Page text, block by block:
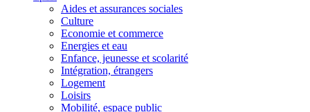
Aides et assurances sociales
Culture
Economie et commerce
Energies et eau
Enfance, jeunesse et scolarité
Intégration, étrangers
Logement
Loisirs
Mobilité, espace public